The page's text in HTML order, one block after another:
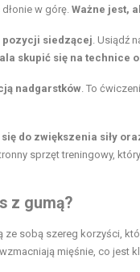
w górę. Ważne jest,
pozycji siedzącej. Usiądź
skupić się na technice
nadgarstków. To
do zwiększenia siły
sprzęt treningowy,
z gumą?
ze sobą szereg korzyści,
mięśnie, co jest